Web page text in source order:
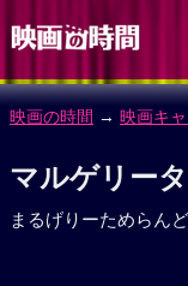
映画の時間 → 映画キャ
マルゲリー
まるげりーためらん